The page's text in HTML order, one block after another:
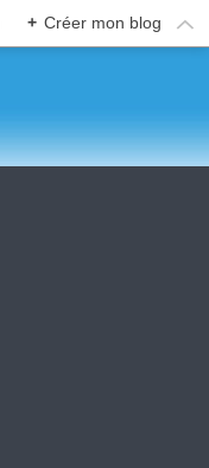
+ Créer mon blog